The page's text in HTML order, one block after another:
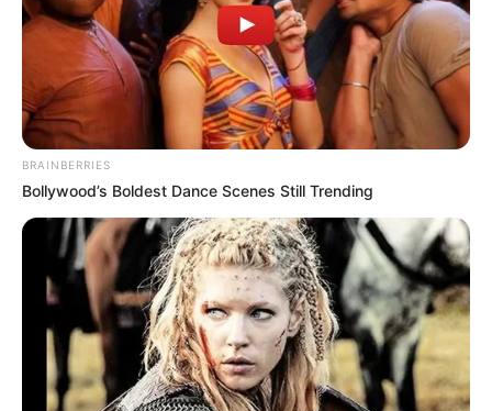
LIHAT ARTIKEL LAINNYA
Bukan Karena Tak Cinta Tangan diatas
BRAINBERRIES
Bollywood’s Boldest Dance Scenes Still Trending